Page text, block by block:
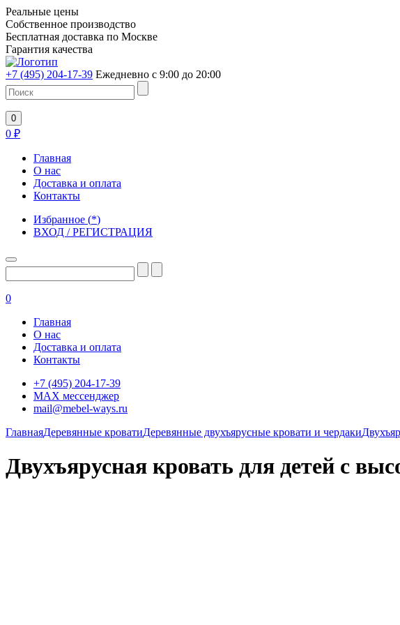
Реальные цены
Собственное производство
Бесплатная доставка по Москве
Гарантия качества
+7 (495) 204-17-39 Ежедневно с 9:00 до 20:00
0
0 ₽
Главная
О нас
Доставка и оплата
Контакты
Избранное (*)
ВХОД / РЕГИСТРАЦИЯ
0
Главная
О нас
Доставка и оплата
Контакты
+7 (495) 204-17-39
MAX мессенджер
mail@mebel-ways.ru
ГлавнаяДеревянные кроватиДеревянные двухъярусные кровати и чердаки
Двухъярусная кровать для детей с